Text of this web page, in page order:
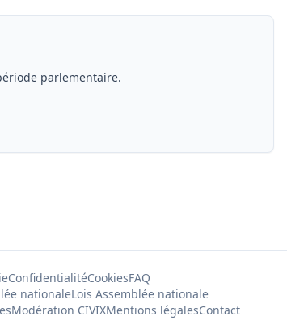
parlementaire.
ConfidentialitéCookiesFAQ
nationaleLois Assemblée nationale
Modération CIVIXMentions légalesContact